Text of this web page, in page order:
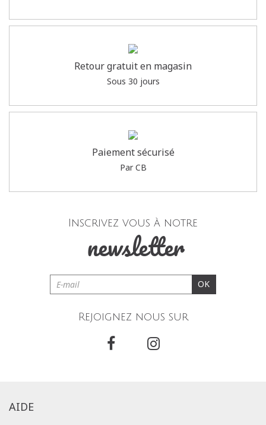
Retour gratuit en magasin
Sous 30 jours
Paiement sécurisé
Par CB
Inscrivez vous à notre
newsletter
OK
Rejoignez nous sur
AIDE